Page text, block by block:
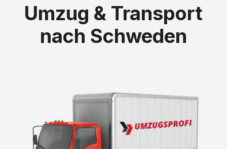
Umzug & Transport
nach Schweden